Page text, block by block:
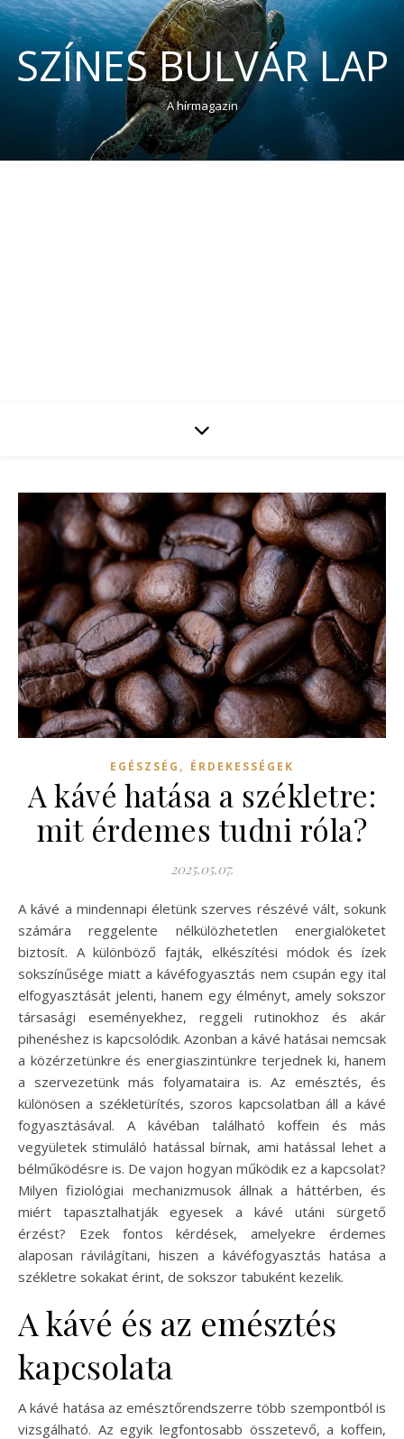
SZÍNES BULVÁR LAP
A hírmagazin
EGÉSZSÉG , ÉRDEKESSÉGEK
A kávé hatása a székletre:
mit érdemes tudni róla?
2025.05.07.
A kávé a mindennapi életünk szerves részévé vált, sokunk
számára reggelente nélkülözhetetlen energialöketet
biztosít. A különböző fajták, elkészítési módok és ízek
sokszínűsége miatt a kávéfogyasztás nem csupán egy ital
elfogyasztását jelenti, hanem egy élményt, amely sokszor
társasági eseményekhez, reggeli rutinokhoz és akár
pihenéshez is kapcsolódik. Azonban a kávé hatásai nemcsak
a közérzetünkre és energiaszintünkre terjednek ki, hanem
a szervezetünk más folyamataira is. Az emésztés, és
különösen a székletürítés, szoros kapcsolatban áll a kávé
fogyasztásával. A kávéban található koffein és más
vegyületek stimuláló hatással bírnak, ami hatással lehet a
bélműködésre is. De vajon hogyan működik ez a kapcsolat?
Milyen fiziológiai mechanizmusok állnak a háttérben, és
miért tapasztalhatják egyesek a kávé utáni sürgető
érzést? Ezek fontos kérdések, amelyekre érdemes
alaposan rávilágítani, hiszen a kávéfogyasztás hatása a
székletre sokakat érint, de sokszor tabuként kezelik.
A kávé és az emésztés
kapcsolata
A kávé hatása az emésztőrendszerre több szempontból is
vizsgálható. Az egyik legfontosabb összetevő, a koffein,